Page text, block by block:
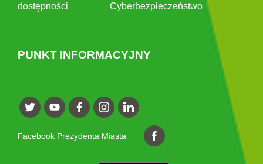
dostępności
Cyberbezpieczeństwo
PUNKT INFORMACYJNY
Facebook Prezydenta Miasta